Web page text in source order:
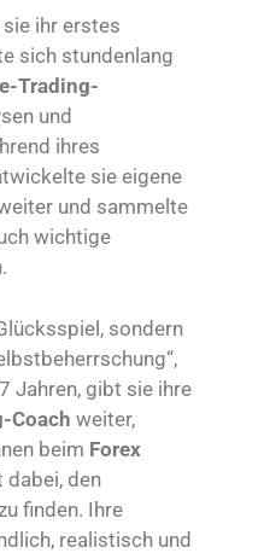
ihr erstes
sich stundenlang
Trading-
und
ihres
sie eigene
und sammelte
wichtige
sondern
Jahren, gibt sie ihre
Coach weiter,
beim Forex
dabei, den
finden. Ihre
realistisch und